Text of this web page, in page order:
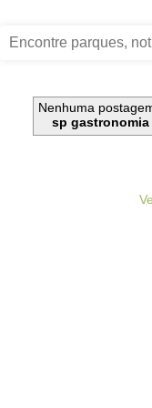
Nenhuma
sp gastronomia